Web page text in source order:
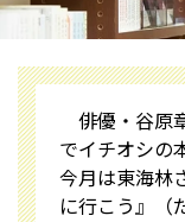
俳優・谷原
でイチオシの
今月は東海林
に行こう』（